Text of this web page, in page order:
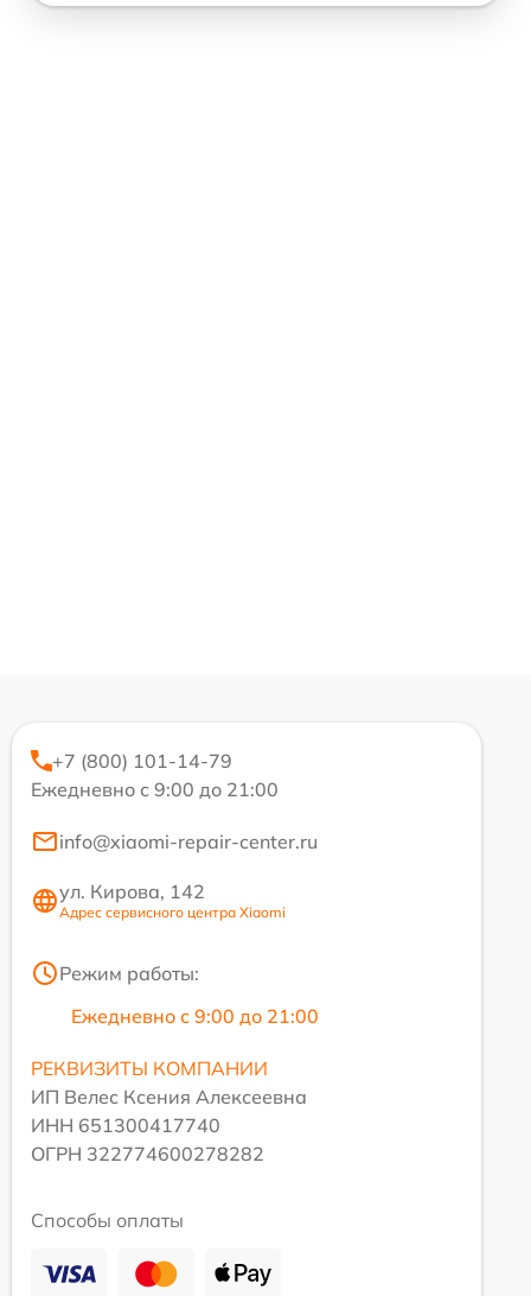
+7 (800) 101-14-79
Ежедневно с 9:00 до 21:00
info@xiaomi-repair-center.ru
ул. Кирова, 142
Адрес сервисного центра Xiaomi
Режим работы:
Ежедневно с 9:00 до 21:00
РЕКВИЗИТЫ КОМПАНИИ
ИП Велес Ксения Алексеевна
ИНН 651300417740
ОГРН 322774600278282
Способы оплаты